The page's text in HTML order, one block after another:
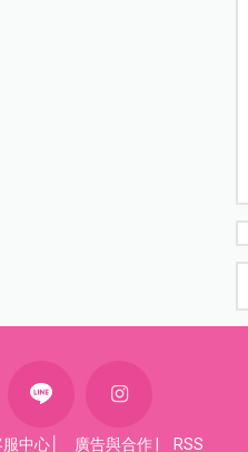
服中心 廣告與合作 RSS